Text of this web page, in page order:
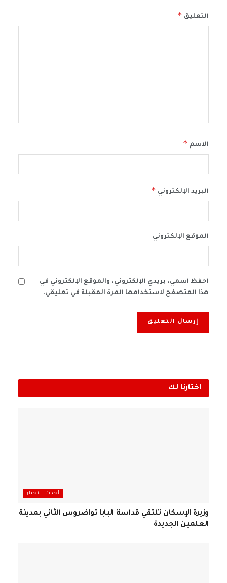
التعليق *
الاسم *
البريد الإلكتروني *
الموقع الإلكتروني
احفظ اسمي، بريدي الإلكتروني، والموقع الإلكتروني في
هذا المتصفح لاستخدامها المرة المقبلة في تعليقي.
اختارنا لك
أحدث الاخبار
وزيرة الإسكان تلتقي قداسة البابا تواضروس الثاني بمدينة
العلمين الجديدة